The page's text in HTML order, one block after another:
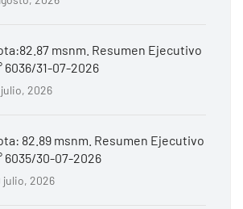
msnm. Resumen Ejecutivo
6036/31-07-2026
julio, 2026
82.89 msnm. Resumen Ejecutivo
6035/30-07-2026
julio, 2026